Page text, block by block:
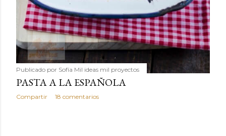
Publicado por Sofía Mil ideas mil proyectos
PASTA A LA ESPAÑOLA
Compartir 18 comentarios